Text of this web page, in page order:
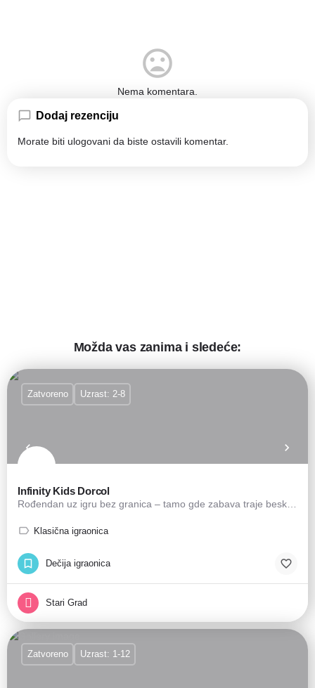
Nema komentara.
Dodaj rezenciju
Morate biti ulogovani da biste ostavili komentar.
Možda vas zanima i sledeće:
Infinity Kids Dorcol
Klasična igraonica
Zatvoreno Uzrast: 2-8
Dečija igraonica
Stari Grad
Zatvoreno Uzrast: 1-12